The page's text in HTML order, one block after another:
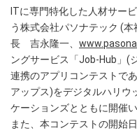
ITに専門特化した人材サー
う株式会社パソナテック (
長 吉永隆一、
ングサービス「Job-Hub」(
連携のアプリコンテストで
アップス)をデジタルハリウ
ケーションズとともに開催い
また、本コンテストの開始